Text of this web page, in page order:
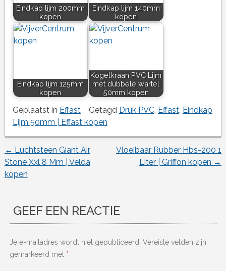
Eindkap lijm 200mm
kopen
Eindkap lijm 140mm
kopen
Eindkap lijm 125mm
kopen
Kogelkraan PVC Lijm
met dubbele wartel
50mm kopen
Geplaatst in Effast Getagd Druk PVC, Effast, Eindkap
Lijm 50mm | Effast kopen
Berichtnavigatie
← Luchtsteen Giant Air
Stone Xxl 8 Mm | Velda
kopen
Vloeibaar Rubber Hbs-200 1
Liter | Griffon kopen →
GEEF EEN REACTIE
Je e-mailadres wordt niet gepubliceerd. Vereiste velden zijn
gemarkeerd met *